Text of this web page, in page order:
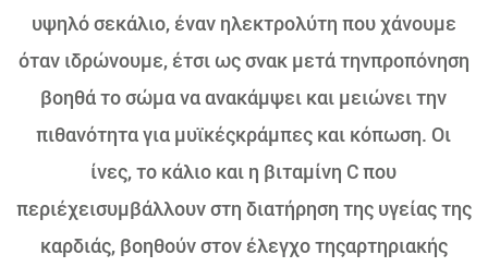
υψηλό σεκάλιο, έναν ηλεκτρολύτη που χάνουμε
όταν ιδρώνουμε, έτσι ως σνακ μετά τηνπροπόνηση
βοηθά το σώμα να ανακάμψει και μειώνει την
πιθανότητα για μυϊκέςκράμπες και κόπωση. Οι
ίνες, το κάλιο και η βιταμίνη C που
περιέχεισυμβάλλουν στη διατήρηση της υγείας της
καρδιάς, βοηθούν στον έλεγχο τηςαρτηριακής